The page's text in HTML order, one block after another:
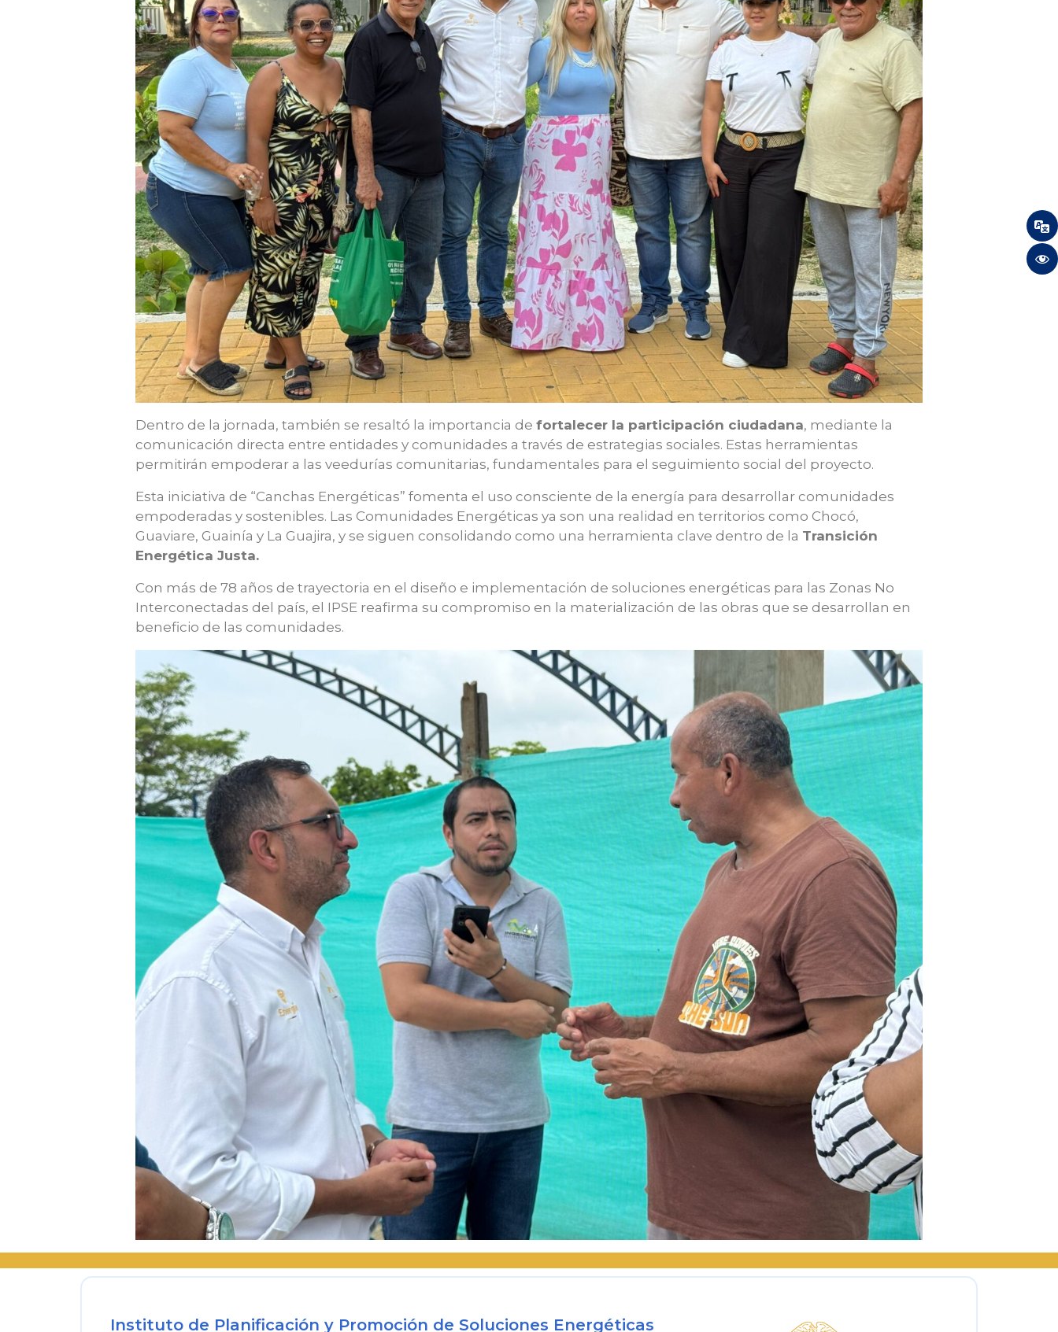
Dentro de la jornada, también se resaltó la importancia de fortalecer la participación ciudadana, mediante la
comunicación directa entre entidades y comunidades a través de estrategias sociales. Estas herramientas
permitirán empoderar a las veedurías comunitarias, fundamentales para el seguimiento social del proyecto.
Esta iniciativa de “Canchas Energéticas” fomenta el uso consciente de la energía para desarrollar comunidades
empoderadas y sostenibles. Las Comunidades Energéticas ya son una realidad en territorios como Chocó,
Guaviare, Guainía y La Guajira, y se siguen consolidando como una herramienta clave dentro de la Transición
Energética Justa.
Con más de 78 años de trayectoria en el diseño e implementación de soluciones energéticas para las Zonas No
Interconectadas del país, el IPSE reafirma su compromiso en la materialización de las obras que se desarrollan en
beneficio de las comunidades.
Instituto de Planificación y Promoción de Soluciones Energéticas